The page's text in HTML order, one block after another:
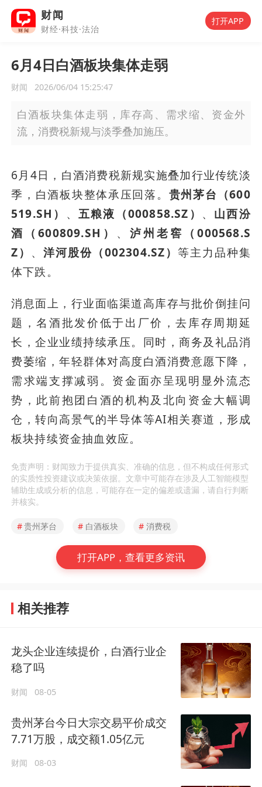
财闻
财经·科技·法治
打开APP
6月4日白酒板块集体走弱
财闻 2026/06/04 15:25:47
白酒板块集体走弱，库存高、需求缩、资金外
流，消费税新规与淡季叠加施压。
6月4日，白酒消费税新规实施叠加行业传统淡
季，白酒板块整体承压回落。 贵州茅台（600
519.SH） 、 五粮液（000858.SZ） 、 山西汾
酒（600809.SH） 、泸州老窖（000568.S
Z） 、 洋河股份（002304.SZ）等主力品种集
体下跌。
消息面上，行业面临渠道高库存与批价倒挂问
题，名酒批发价低于出厂价，去库存周期延
长，企业业绩持续承压。同时，商务及礼品消
费萎缩，年轻群体对高度白酒消费意愿下降，
需求端支撑减弱。资金面亦呈现明显外流态
势，此前抱团白酒的机构及北向资金大幅调
仓，转向高景气的半导体等AI相关赛道，形成
板块持续资金抽血效应。
免责声明：财闻致力于提供真实、准确的信息，但不构成任何形式
的实质性投资建议或决策依据。文章中可能存在涉及人工智能模型
辅助生成或分析的信息，可能存在一定的偏差或遗漏，请自行判断
并核实。
#贵州茅台 # 白酒板块 # 消费税
打开APP，查看更多资讯
相关推荐
龙头企业连续提价，白酒行业企
稳了吗
财闻 08-05
贵州茅台今日大宗交易平价成交
7.71万股，成交额1.05亿元
财闻 08-03